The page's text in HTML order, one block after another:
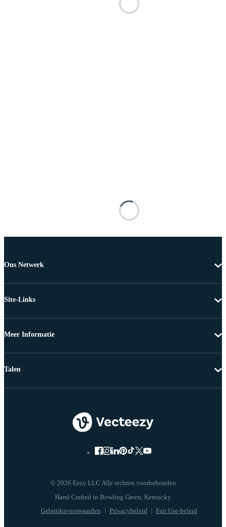
Ons Netwerk
Site-Links
Meer Informatie
© 2026 Eezy LLC Alle rechten voorbehouden
Gebruiksvoorwaarden Privacybeleid Fair Use-beleid
Talen